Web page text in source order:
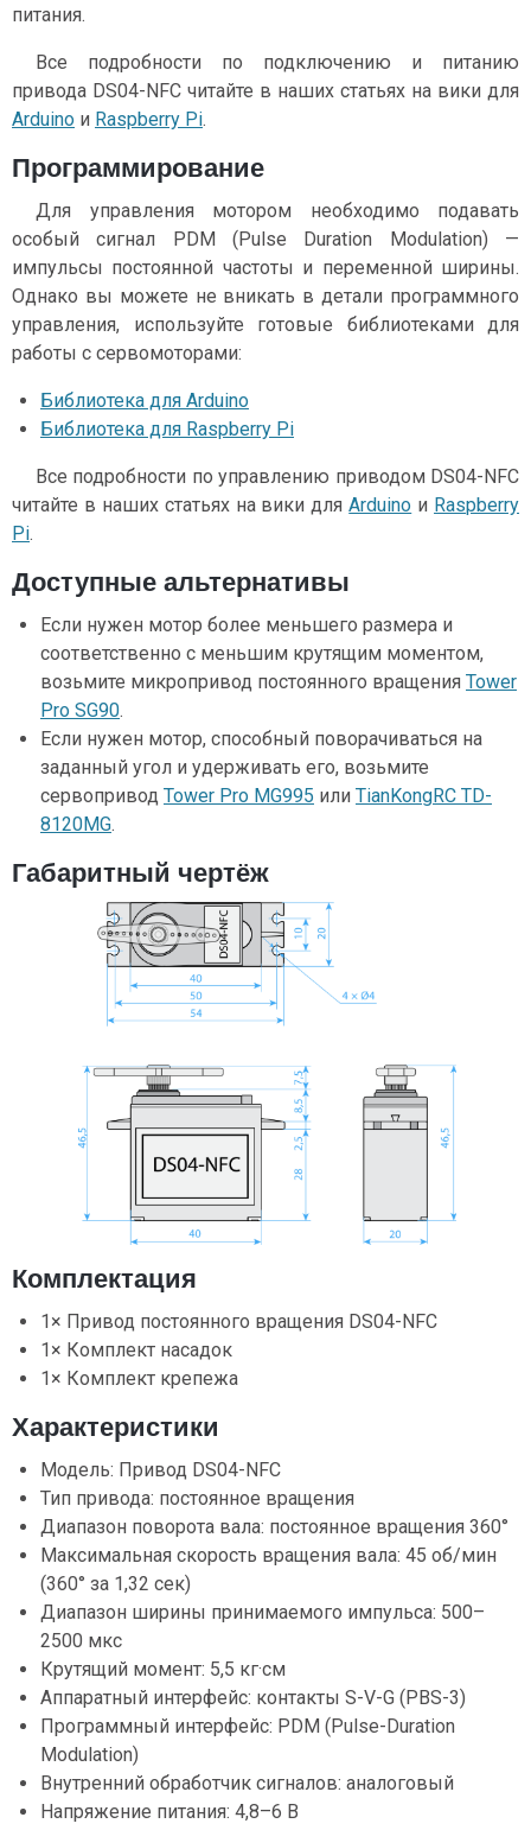
питания.
Все подробности по подключению и питанию
привода DS04-NFC читайте в наших статьях на вики для
Arduino и Raspberry Pi.
Программирование
Для управления мотором необходимо подавать
особый сигнал PDM (Pulse Duration Modulation) —
импульсы постоянной частоты и переменной ширины.
Однако вы можете не вникать в детали программного
управления, используйте готовые библиотеками для
работы с сервомоторами:
Библиотека для Arduino
Библиотека для Raspberry Pi
Все подробности по управлению приводом DS04-NFC
читайте в наших статьях на вики дляArduino и Raspberry
Pi.
Доступные альтернативы
Если нужен мотор более меньшего размера и
соответственно c меньшим крутящим моментом,
возьмите микропривод постоянного вращения Tower
Pro SG90.
Если нужен мотор, способный поворачиваться на
заданный угол и удерживать его, возьмите
сервопривод Tower Pro MG995 или TianKongRC TD-
8120MG.
Габаритный чертёж
Комплектация
1× Привод постоянного вращения DS04-NFC
1× Комплект насадок
1× Комплект крепежа
Характеристики
Модель: Привод DS04-NFC
Тип привода: постоянное вращения
Диапазон поворота вала: постоянное вращения 360°
Максимальная скорость вращения вала: 45 об/мин
(360° за 1,32 сек)
Диапазон ширины принимаемого импульса: 500–
2500 мкс
Крутящий момент: 5,5 кг·см
Аппаратный интерфейс: контакты S-V-G (PBS-3)
Программный интерфейс: PDM (Pulse-Duration
Modulation)
Внутренний обработчик сигналов: аналоговый
Напряжение питания: 4,8–6 В